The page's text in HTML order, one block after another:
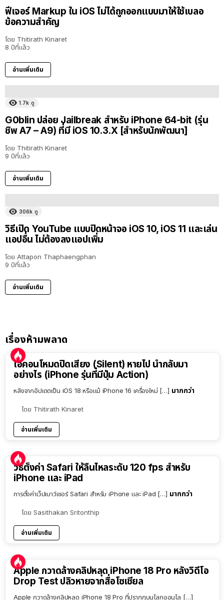
ฟีเจอร์ Markup ใน iOS ไม่ได้ถูกออกแบบมาให้ใช้เบลอ
ข้อความสำคัญ
โดย Thitirath Kinaret
8 ปีที่แล้ว
อ่านเพิ่มเติม
1.7k ดู
G0blin ปล่อย Jailbreak สำหรับ iPhone 64-bit (รุ่น
ชิพ A7 – A9) ที่มี iOS 10.3.X [สำหรับนักพัฒนา]
โดย Thitirath Kinaret
9 ปีที่แล้ว
อ่านเพิ่มเติม
306k ดู
วิธีเปิด YouTube แบบปิดหน้าจอ iOS 10, iOS 11 และเล่น
แอปอื่น ไม่ต้องลงแอปเพิ่ม
โดย Attapon Thaphaengphan
9 ปีที่แล้ว
อ่านเพิ่มเติม
เรื่องห้ามพลาด
ไอคอนโหมดปิดเสียง (Silent) หายไป นำกลับมา
อย่างไร (iPhone รุ่นที่มีปุ่ม Action)
หลังจากอัปเดตเป็น iOS 18 หรือแม้ iPhone 16 เครื่องใหม่ […] มากกว่า
โดย Thitirath Kinaret
อ่านเพิ่มเติม
วิธีตั้งค่า Safari ให้ลื่นไหลระดับ 120 fps สำหรับ
iPhone และ iPad
การตั้งค่าเว็ปเบาว์เซอร์ Safari สำหรับ iPhone และ iPad […] มากกว่า
โดย Sasithakan Sritonthip
อ่านเพิ่มเติม
Apple กวาดล้างคลิปหลุด iPhone 18 Pro หลังวิดีโอ
Drop Test ปลิวหายจากสื่อโซเชียล
Apple กวาดล้างคลิปหลุด iPhone 18 Pro ที่ปรากฏบนโลกออนไล […]